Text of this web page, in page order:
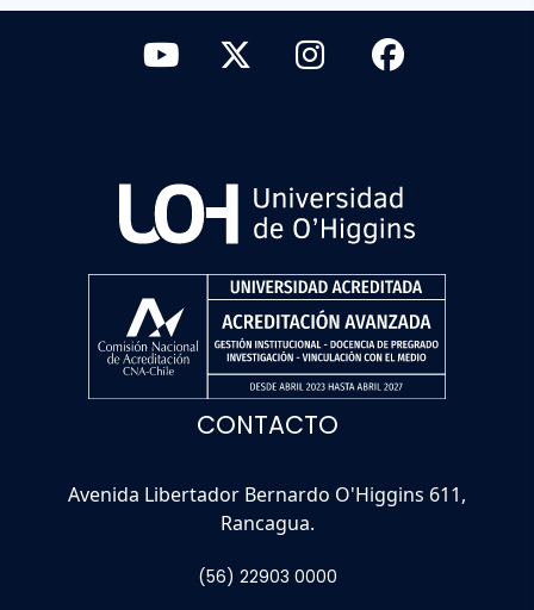
CONTACTO
Avenida Libertador Bernardo O'Higgins 611,
Rancagua.
(56) 22903 0000